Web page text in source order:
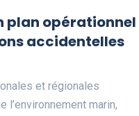
plan opérationnel
accidentelles
et régionales
l’environnement marin,